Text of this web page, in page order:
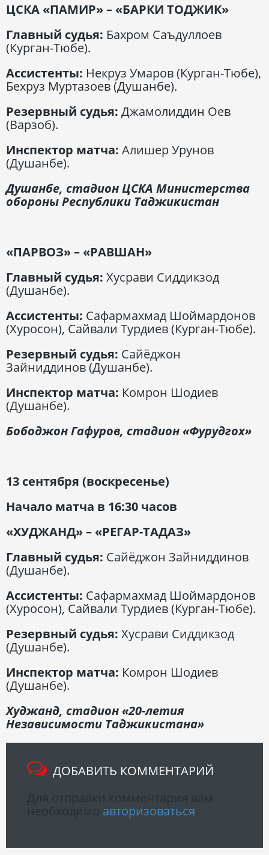
ЦСКА «ПАМИР» – «БАРКИ ТОДЖИК»
Главный судья: Бахром Саъдуллоев
(Курган-Тюбе).
Ассистенты: Некруз Умаров (Курган-Тюбе),
Бехруз Муртазоев (Душанбе).
Резервный судья: Джамолиддин Оев
(Варзоб).
Инспектор матча: Алишер Урунов
(Душанбе).
Душанбе, стадион ЦСКА Министерства
обороны Республики Таджикистан
«ПАРВОЗ» – «РАВШАН»
Главный судья: Хусрави Сиддикзод
(Душанбе).
Ассистенты: Сафармахмад Шоймардонов
(Хуросон), Сайвали Турдиев (Курган-Тюбе).
Резервный судья: Сайёджон
Зайниддинов (Душанбе).
Инспектор матча: Комрон Шодиев
(Душанбе).
Бободжон Гафуров, стадион «Фурудгох»
13 сентября (воскресенье)
Начало матча в 16:30 часов
«ХУДЖАНД» – «РЕГАР-ТАДАЗ»
Главный судья: Сайёджон Зайниддинов
(Душанбе).
Ассистенты: Сафармахмад Шоймардонов
(Хуросон), Сайвали Турдиев (Курган-Тюбе).
Резервный судья: Хусрави Сиддикзод
(Душанбе).
Инспектор матча: Комрон Шодиев
(Душанбе).
Худжанд, стадион «20-летия
Независимости Таджикистана»
ДОБАВИТЬ КОММЕНТАРИЙ
авторизоваться